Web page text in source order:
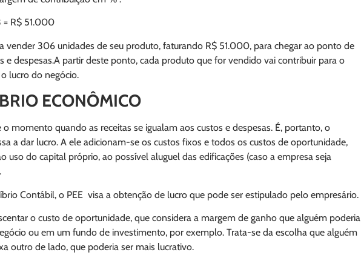
R$ 51.000
vender 306 unidades de seu produto, faturando R$ 51.000, para chegar ao ponto de
e despesas.A partir deste ponto, cada produto que for vendido vai contribuir para o
lucro do negócio.
ECONÔMICO
momento quando as receitas se igualam aos custos e despesas. É, portanto, o
a dar lucro. A ele adicionam-se os custos fixos e todos os custos de oportunidade,
uso do capital próprio, ao possível aluguel das edificações (caso a empresa seja
Contábil, o PEE visa a obtenção de lucro que pode ser estipulado pelo empresário.
o custo de oportunidade, que considera a margem de ganho que alguém poderia
ou em um fundo de investimento, por exemplo. Trata-se da escolha que alguém
outro de lado, que poderia ser mais lucrativo.